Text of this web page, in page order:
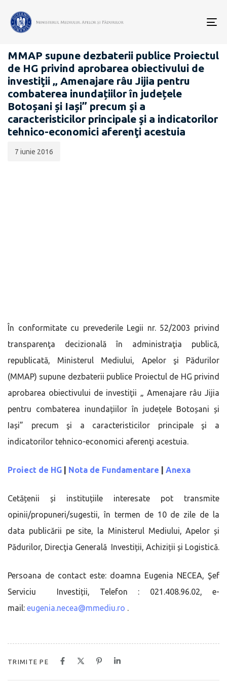
PROIECTE ACTE NORMATIVE
MMAP supune dezbaterii publice Proiectul
de HG privind aprobarea obiectivului de
investiţii „ Amenajare râu Jijia pentru
combaterea inundațiilor în județele
Botoșani și Iași” precum şi a
caracteristicilor principale şi a indicatorilor
tehnico-economici aferenţi acestuia
publicării:
7 iunie 2016
În conformitate cu prevederile Legii nr. 52/2003 privind
transparenţa decizională în administraţia publică,
republicată, Ministerul Mediului, Apelor şi Pădurilor
(MMAP) supune dezbaterii publice Proiectul de HG privind
aprobarea obiectivului de investiţii „ Amenajare râu Jijia
pentru combaterea inundațiilor în județele Botoșani și
Iași” precum şi a caracteristicilor principale şi a
indicatorilor tehnico-economici aferenţi acestuia.
Proiect de HG Nota de Fundamentare Anexa
Cetățenii și instituțiile interesate pot transmite
opinii/propuneri/sugestii, în termen de 10 de zile de la
data publicării pe site, la Ministerul Mediului, Apelor și
Pădurilor, Direcţia Generală Investiții, Achiziții și Logistică.
Persoana de contact este: doamna Eugenia NECEA, Şef
Serviciu Investiții, Telefon : 021.408.96.02, e-
mail: eugenia.necea@mmediu.ro .
TRIMITE PE